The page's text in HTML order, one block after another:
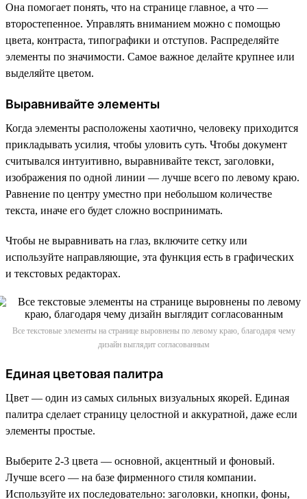
Она помогает понять, что на странице главное, а что —
второстепенное. Управлять вниманием можно с помощью
цвета, контраста, типографики и отступов. Распределяйте
элементы по значимости. Самое важное делайте крупнее или
выделяйте цветом.
Выравнивайте элементы
Когда элементы расположены хаотично, человеку приходится
прикладывать усилия, чтобы уловить суть. Чтобы документ
считывался интуитивно, выравнивайте текст, заголовки,
изображения по одной линии — лучше всего по левому краю.
Равнение по центру уместно при небольшом количестве
текста, иначе его будет сложно воспринимать.
Чтобы не выравнивать на глаз, включите сетку или
используйте направляющие, эта функция есть в графических
и текстовых редакторах.
Все текстовые элементы на странице выровнены по левому краю, благодаря чему
дизайн выглядит согласованным
Единая цветовая палитра
Цвет — один из самых сильных визуальных якорей. Единая
палитра сделает страницу целостной и аккуратной, даже если
элементы простые.
Выберите 2-3 цвета — основной, акцентный и фоновый.
Лучше всего — на базе фирменного стиля компании.
Используйте их последовательно: заголовки, кнопки, фоны,